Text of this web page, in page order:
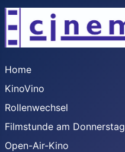
Home
KinoVino
Rollenwechsel
Filmstunde am Donnerstag
Open-Air-Kino